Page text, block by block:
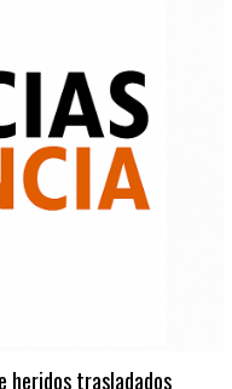
heridos trasladados